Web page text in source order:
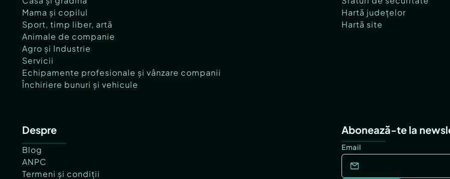
Mama și copilul
Sport, timp liber, artă
Animale de companie
Agro și Industrie
Servicii
Echipamente profesionale și vânzare companii
Închiriere bunuri și vehicule
Hartă județelor
Hartă site
Despre
Blog
ANPC
Termeni și condiții
Abonează-te la
Email